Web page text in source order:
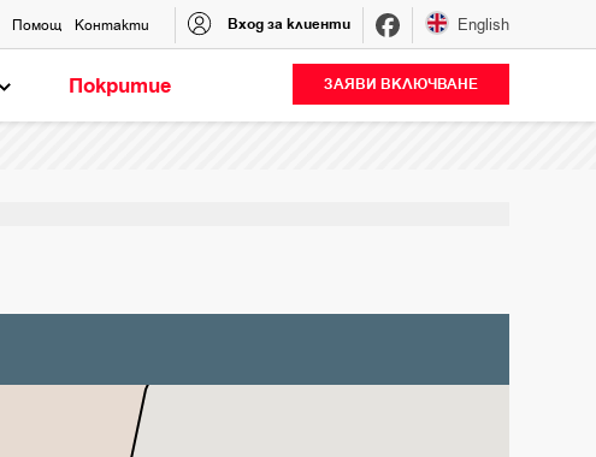
Помощ Контакти Вход за клиенти English
Покритие ЗАЯВИ ВКЛЮЧВАНЕ